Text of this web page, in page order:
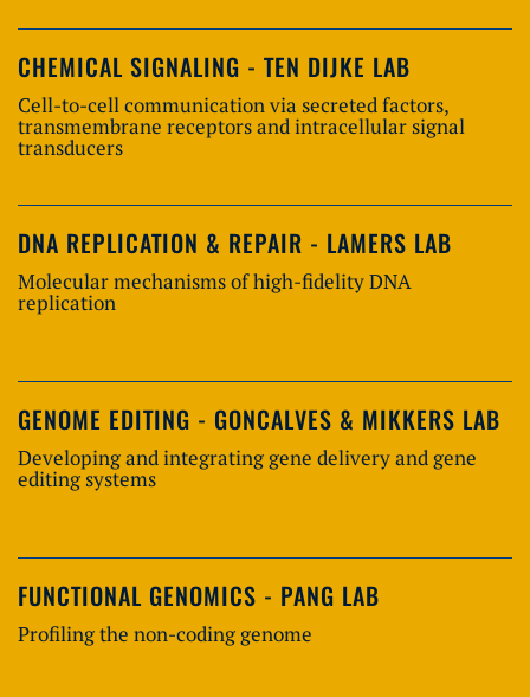
CHEMICAL SIGNALING - TEN DIJKE LAB
Cell-to-cell communication via secreted factors,
transmembrane receptors and intracellular signal
transducers
DNA REPLICATION & REPAIR - LAMERS LAB
Molecular mechanisms of high-fidelity DNA
replication
GENOME EDITING - GONCALVES & MIKKERS LAB
Developing and integrating gene delivery and gene
editing systems
FUNCTIONAL GENOMICS - PANG LAB
Profiling the non-coding genome